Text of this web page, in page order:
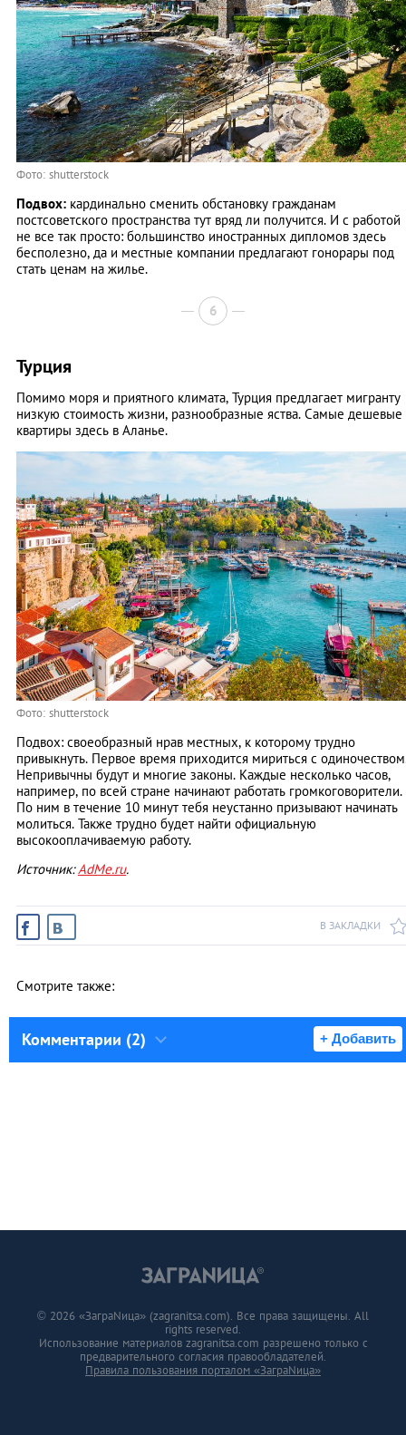
Фото: shutterstock
Подвох: кардинально сменить обстановку гражданам
постсоветского пространства тут вряд ли получится. И с работой
не все так просто: большинство иностранных дипломов здесь
бесполезно, да и местные компании предлагают гонорары под
стать ценам на жилье.
6
Турция
Помимо моря и приятного климата, Турция предлагает мигранту
низкую стоимость жизни, разнообразные яства. Самые дешевые
квартиры здесь в Аланье.
Фото: shutterstock
Подвох: своеобразный нрав местных, к которому трудно
привыкнуть. Первое время приходится мириться с
Непривычны будут и многие законы. Каждые несколько часов,
например, по всей стране начинают работать громкоговорители.
По ним в течение 10 минут тебя неустанно призывают начинать
молиться. Также трудно будет найти официальную
высокооплачиваемую работу.
Источник:AdMe.ru.
В ЗАКЛАДКИ
Смотрите также:
Комментарии (2) + Добавить
© 2026 «ЗаграNица» (zagranitsa.com). Все права защищены. All
rights reserved.
Использование материалов zagranitsa.com разрешено только с
предварительного согласия правообладателей.
Правила пользования порталом «ЗаграNица»